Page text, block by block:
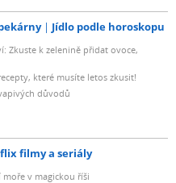
Jídlo podle horoskopu
Zkuste k zelenině přidat ovoce,
které musíte letos zkusit!
důvodů
filmy a seriály
moře v magickou říši